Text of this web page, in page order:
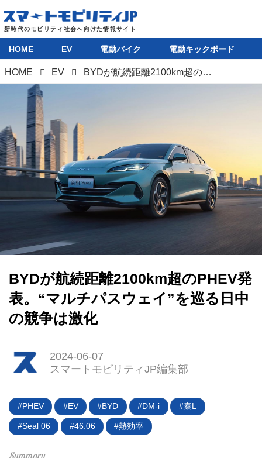
HOME EV 電動バイク 電動キックボード
HOME EV BYDが航続距離2100km超のPHEV発表。“マルチパスウェイ”を巡る日中の競争は激化
BYDが航続距離2100km超のPHEV発
表。“マルチパスウェイ”を巡る日中
の競争は激化
2024-06-07
スマートモビリティJP編集部
PHEV EV BYD DM-i 秦L
Seal 06 46.06 熱効率